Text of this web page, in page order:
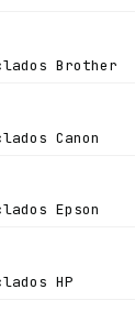
Brother
Canon
Epson
HP